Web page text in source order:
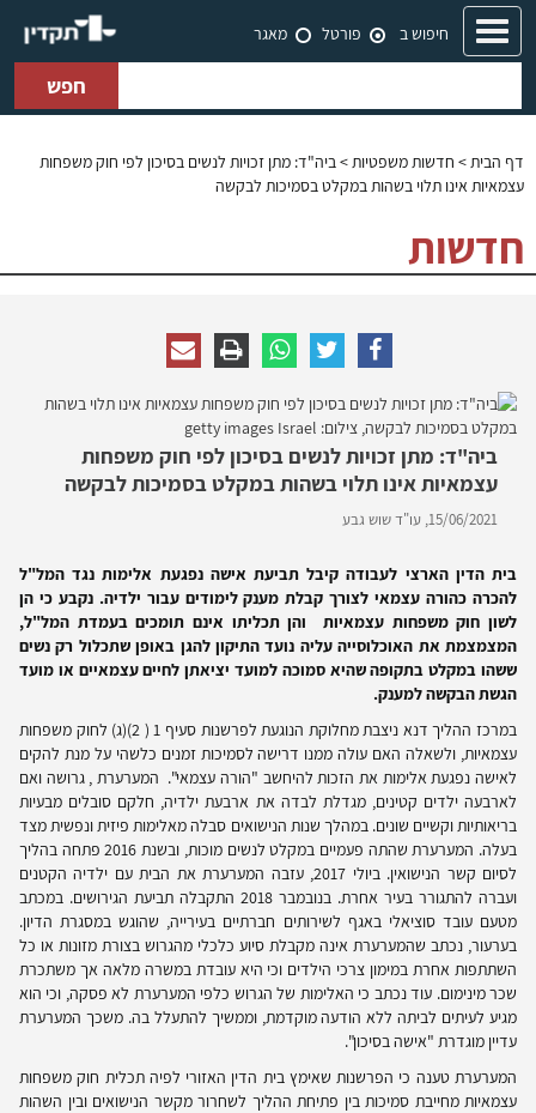
Toggle
navigation
חיפוש ב פורטל מאגר
חפש
דף הבית> חדשות משפטיות> ביה"ד: מתן זכויות לנשים בסיכון לפי חוק משפחות
עצמאיות אינו תלוי בשהות במקלט בסמיכות לבקשה
חדשות
ביה"ד: מתן זכויות לנשים בסיכון לפי חוק משפחות
עצמאיות אינו תלוי בשהות במקלט בסמיכות לבקשה
15/06/2021, עו"ד שוש גבע
בית הדין הארצי לעבודה קיבל תביעת אישה נפגעת אלימות נגד המל"ל
להכרה כהורה עצמאי לצורך קבלת מענק לימודים עבור ילדיה. נקבע כי הן
לשון חוק משפחות עצמאיות והן תכליתו אינם תומכים בעמדת המל"ל,
המצמצמת את האוכלוסייה עליה נועד התיקון להגן באופן שתכלול רק נשים
ששהו במקלט בתקופה שהיא סמוכה למועד יציאתן לחיים עצמאיים או מועד
הגשת הבקשה למענק.
במרכז ההליך דנא ניצבת מחלוקת הנוגעת לפרשנות סעיף 1 ( 2)(ג) לחוק משפחות
עצמאיות, ולשאלה האם עולה ממנו דרישה לסמיכות זמנים כלשהי על מנת להקים
לאישה נפגעת אלימות את הזכות להיחשב "הורה עצמאי". המערערת , גרושה ואם
לארבעה ילדים קטינים, מגדלת לבדה את ארבעת ילדיה, חלקם סובלים מבעיות
בריאותיות וקשיים שונים. במהלך שנות הנישואים סבלה מאלימות פיזית ונפשית מצד
בעלה. המערערת שהתה פעמיים במקלט לנשים מוכות, ובשנת 2016 פתחה בהליך
לסיום קשר הנישואין. ביולי 2017, עזבה המערערת את הבית עם ילדיה הקטנים
ועברה להתגורר בעיר אחרת. בנובמבר 2018 התקבלה תביעת הגירושים. במכתב
מטעם עובד סוציאלי באגף לשירותים חברתיים בעירייה, שהוגש במסגרת הדיון.
בערעור, נכתב שהמערערת אינה מקבלת סיוע כלכלי מהגרוש בצורת מזונות או כל
השתתפות אחרת במימון צרכי הילדים וכי היא עובדת במשרה מלאה אך משתכרת
שכר מינימום. עוד נכתב כי האלימות של הגרוש כלפי המערערת לא פסקה, וכי הוא
מגיע לעיתים לביתה ללא הודעה מוקדמת, וממשיך להתעלל בה. משכך המערערת
עדיין מוגדרת "אישה בסיכון".
המערערת טענה כי הפרשנות שאימץ בית הדין האזורי לפיה תכלית חוק משפחות
עצמאיות מחייבת סמיכות בין פתיחת ההליך לשחרור מקשר הנישואים ובין השהות